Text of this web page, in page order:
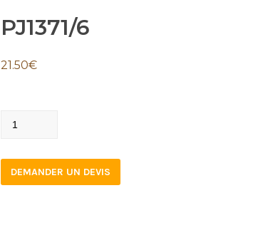
PJ1371/6
21.50€
PJ1371/6
DEMANDER UN DEVIS